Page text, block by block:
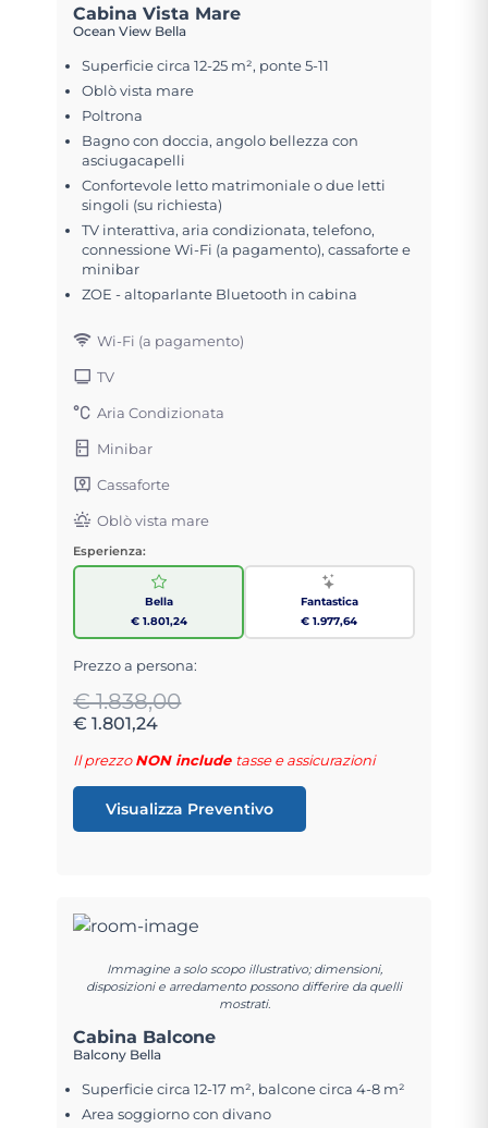
Cabina Vista Mare
Ocean View Bella
Superficie circa 12-25 m², ponte 5-11
Oblò vista mare
Poltrona
Bagno con doccia, angolo bellezza con
asciugacapelli
Confortevole letto matrimoniale o due letti
singoli (su richiesta)
TV interattiva, aria condizionata, telefono,
connessione Wi-Fi (a pagamento), cassaforte e
minibar
ZOE - altoparlante Bluetooth in cabina
Wi-Fi (a pagamento)
TV
Aria Condizionata
Minibar
Cassaforte
Oblò vista mare
Esperienza:
Bella
€ 1.801,24
Fantastica
€ 1.977,64
Prezzo a persona:
€ 1.838,00
€ 1.801,24
Il prezzoNON include tasse e assicurazioni
Visualizza Preventivo
Immagine a solo scopo illustrativo; dimensioni,
disposizioni e arredamento possono differire da quelli
mostrati.
Cabina Balcone
Balcony Bella
Superficie circa 12-17 m², balcone circa 4-8 m²
Area soggiorno con divano